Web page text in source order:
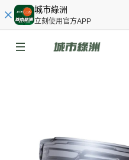
城市綠洲
立刻使用官方APP